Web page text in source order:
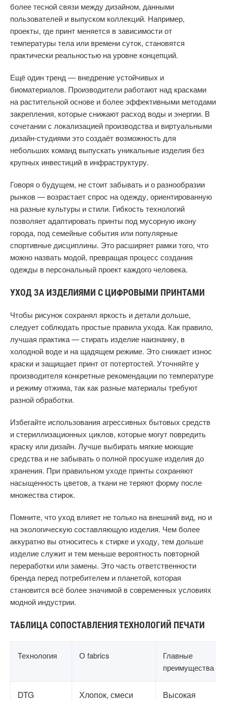
более тесной связи между дизайном, данными
пользователей и выпуском коллекций. Например,
проекты, где принт меняется в зависимости от
температуры тела или времени суток, становятся
практически реальностью на уровне концепций.
Ещё один тренд — внедрение устойчивых и
биоматериалов. Производители работают над красками
на растительной основе и более эффективными методами
закрепления, которые снижают расход воды и энергии. В
сочетании с локализацией производства и виртуальными
дизайн-студиями это создаёт возможность для
небольших команд выпускать уникальные изделия без
крупных инвестиций в инфраструктуру.
Говоря о будущем, не стоит забывать и о разнообразии
рынков — возрастает спрос на одежду, ориентированную
на разные культуры и стили. Гибкость технологий
позволяет адаптировать принты под мусорную икону
города, под семейные события или популярные
спортивные дисциплины. Это расширяет рамки того, что
можно назвать модой, превращая процесс создания
одежды в персональный проект каждого человека.
УХОД ЗА ИЗДЕЛИЯМИ С ЦИФРОВЫМИ ПРИНТАМИ
Чтобы рисунок сохранял яркость и детали дольше,
следует соблюдать простые правила ухода. Как правило,
лучшая практика — стирать изделие наизнанку, в
холодной воде и на щадящем режиме. Это снижает износ
краски и защищает принт от потертостей. Уточняйте у
производителя конкретные рекомендации по температуре
и режиму отжима, так как разные материалы требуют
разной обработки.
Избегайте использования агрессивных бытовых средств
и стериллизационных циклoв, которые могут повредить
краску или дизайн. Лучше выбирать мягкие моющие
средства и не забывать о полной просушке изделия до
хранения. При правильном уходе принты сохраняют
насыщенность цветов, а ткани не теряют форму после
множества стирок.
Помните, что уход влияет не только на внешний вид, но и
на экологическую составляющую изделия. Чем более
аккуратно вы относитесь к стирке и уходу, тем дольше
изделие служит и тем меньше вероятность повторной
переработки или замены. Это часть ответственности
бренда перед потребителем и планетой, которая
становится всё более значимой в современных условиях
модной индустрии.
ТАБЛИЦА СОПОСТАВЛЕНИЯ ТЕХНОЛОГИЙ ПЕЧАТИ
Технология О fabrics
Главные
преимущества
DTG
Хлопок, смеси
Высокая